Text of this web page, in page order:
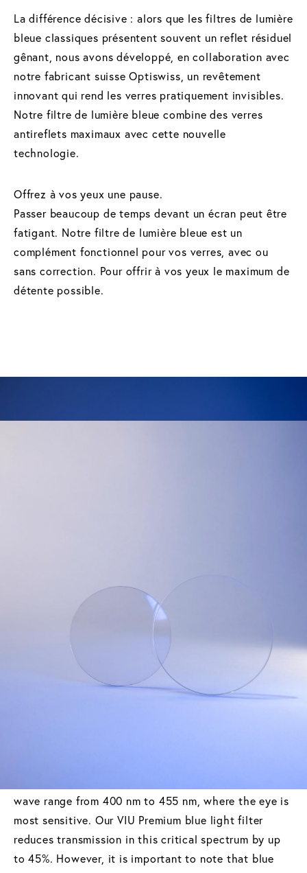
La différence décisive : alors que les filtres de lumière
bleue classiques présentent souvent un reflet résiduel
gênant, nous avons développé, en collaboration avec
notre fabricant suisse Optiswiss, un revêtement
innovant qui rend les verres pratiquement invisibles.
Notre filtre de lumière bleue combine des verres
antireflets maximaux avec cette nouvelle
technologie.
Offrez à vos yeux une pause.
Passer beaucoup de temps devant un écran peut être
fatigant. Notre filtre de lumière bleue est un
complément fonctionnel pour vos verres, avec ou
sans correction. Pour offrir à vos yeux le maximum de
détente possible.
Visible light is composed of different wavelengths, of
which blue light (or blue light) represents a short-
wave, high-energy portion (380 to 500 nm).
Technically, this portion is also referred to as HEV
light (High Energy Visible Light).
wave range from 400 nm to 455 nm, where the eye is
most sensitive. Our VIU Premium blue light filter
reduces transmission in this critical spectrum by up
to 45%. However, it is important to note that blue